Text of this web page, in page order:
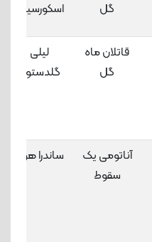
گل
اسکورسیزی
قاتلان ماه
گل
لیلی
گلدستون
آناتومی یک
سقوط
ساندرا هولر